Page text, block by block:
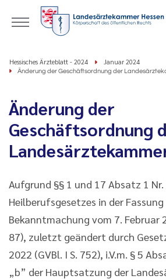
Hessisches Ärzteblatt - 2024 Januar 2024
Änderung der Geschäftsordnung der
Änderung der
Geschäftsordnung
Aufgrund §§ 1 und 17 Absatz 1 Nr.
Heilberufsgesetzes in der Fassung
Bekanntmachung vom 7. Februar
87), zuletzt geändert durch
2022 (GVBl. I S. 752), i.V.m. § 5
„b” der Hauptsatzung der